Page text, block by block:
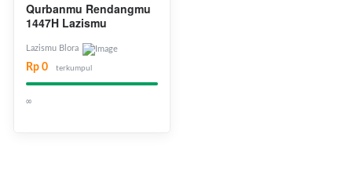
Qurbanmu Rendangmu
1447H Lazismu
Lazismu Blora
Rp 0 terkumpul
∞